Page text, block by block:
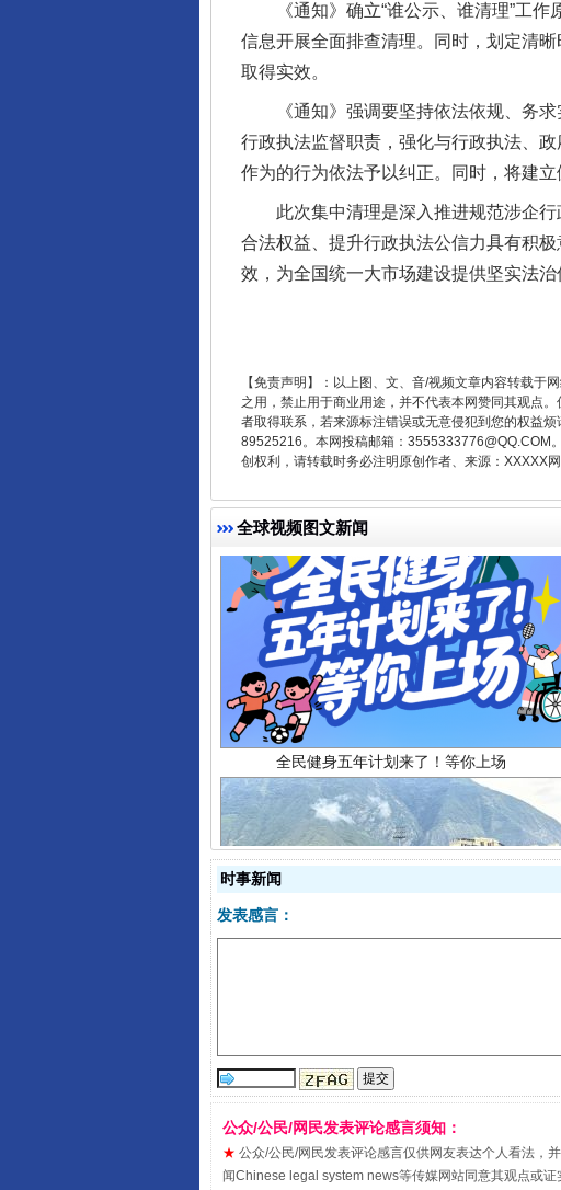
《通知》确立“谁公示、谁清理”工作
信息开展全面排查清理。同时，划定清
取得实效。
《通知》强调要坚持依法依规、务求
行政执法监督职责，强化与行政执法、
作为的行为依法予以纠正。同时，将建
此次集中清理是深入推进规范涉企行
合法权益、提升行政执法公信力具有积
效，为全国统一大市场建设提供坚实法治
【免责声明】：以上图、文、音/视频文章内容转载
之用，禁止用于商业用途，并不代表本网赞同其观点
者取得联系，若来源标注错误或无意侵犯到您的权益
89525216。本网投稿邮箱：3555333776@QQ.COM
创权利，请转载时务必注明原创作者、来源：XXXXX网
全球视频图文新闻
揭开“小金库”的免责幌子
受贿1.44亿！段成刚被判无期
全民健身五年计划来了！等你上场
时事新闻
发表感言：
公众/公民/网民发表评论感言须知：
★ 公众/公民/网民发表评论感言仅供网友表达个人看法，
闻Chinese legal system news等传媒网站同意其观点或